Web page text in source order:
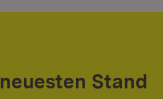
Stand